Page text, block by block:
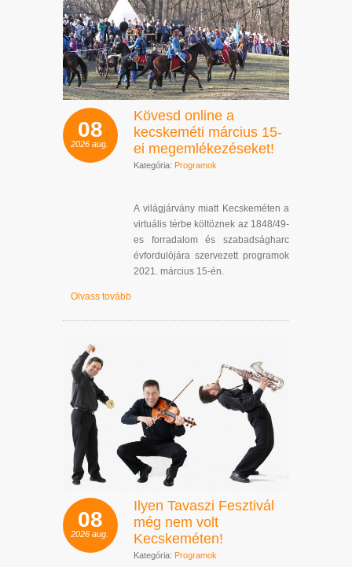
08
2026 aug.
Kövesd online a
kecskeméti március 15-
ei megemlékezéseket!
Kategória: Programok
A világjárvány miatt Kecskeméten a
virtuális térbe költöznek az 1848/49-
es forradalom és szabadságharc
évfordulójára szervezett programok
2021. március 15-én.
Olvass tovább
08
2026 aug.
Ilyen Tavaszi Fesztivál
még nem volt
Kecskeméten!
Kategória: Programok